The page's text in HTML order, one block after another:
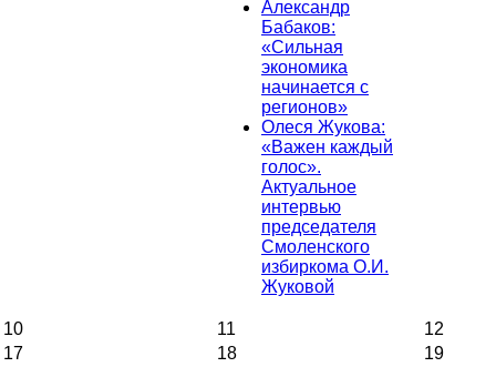
Александр
Бабаков:
«Сильная
экономика
начинается с
регионов»
Олеся Жукова:
«Важен каждый
голос».
Актуальное
интервью
председателя
Смоленского
избиркома О.И.
Жуковой
10 11
12
17
18
19